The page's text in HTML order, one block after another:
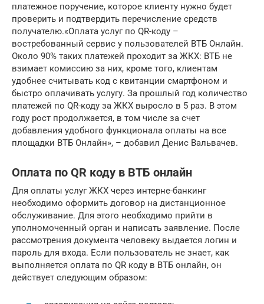
платежное поручение, которое клиенту нужно будет
проверить и подтвердить перечисление средств
получателю.«Оплата услуг по QR-коду –
востребованный сервис у пользователей ВТБ Онлайн.
Около 90% таких платежей проходит за ЖКХ: ВТБ не
взимает комиссию за них, кроме того, клиентам
удобнее считывать код с квитанции смартфоном и
быстро оплачивать услугу. За прошлый год количество
платежей по QR-коду за ЖКХ выросло в 5 раз. В этом
году рост продолжается, в том числе за счет
добавления удобного функционала оплаты на все
площадки ВТБ Онлайн», – добавил Денис Вальвачев.
Оплата по QR коду в ВТБ онлайн
Для оплаты услуг ЖКХ через интерне-банкинг
необходимо оформить договор на дистанционное
обслуживание. Для этого необходимо прийти в
уполномоченный орган и написать заявление. После
рассмотрения документа человеку выдается логин и
пароль для входа. Если пользователь не знает, как
выполняется оплата по QR коду в ВТБ онлайн, он
действует следующим образом: